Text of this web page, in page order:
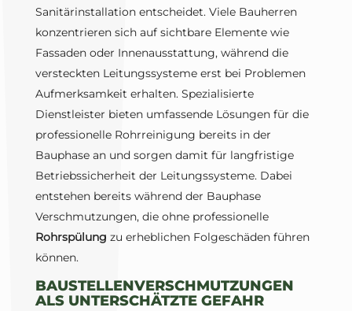
Sanitärinstallation entscheidet. Viele Bauherren
konzentrieren sich auf sichtbare Elemente wie
Fassaden oder Innenausstattung, während die
versteckten Leitungssysteme erst bei Problemen
Aufmerksamkeit erhalten. Spezialisierte
Dienstleister bieten umfassende Lösungen für die
professionelle Rohrreinigung bereits in der
Bauphase an und sorgen damit für langfristige
Betriebssicherheit der Leitungssysteme. Dabei
entstehen bereits während der Bauphase
Verschmutzungen, die ohne professionelle
Rohrspülung zu erheblichen Folgeschäden führen
können.
BAUSTELLENVERSCHMUTZUNGEN
ALS UNTERSCHÄTZTE GEFAHR